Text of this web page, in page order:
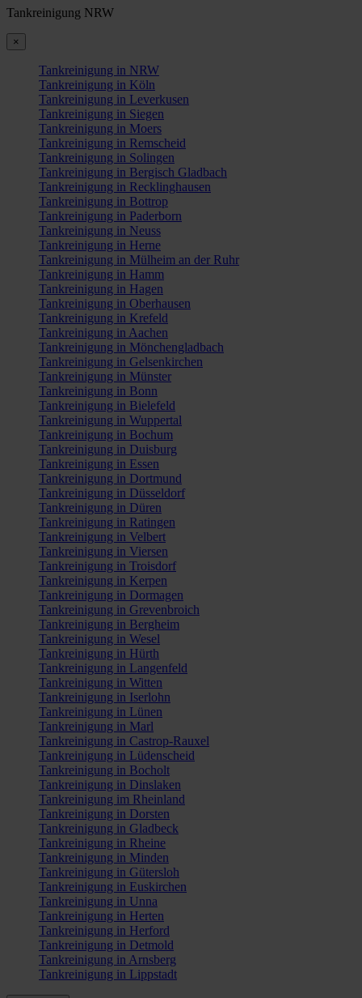
Tankreinigung NRW
×
Tankreinigung in NRW
Tankreinigung in Köln
Tankreinigung in Leverkusen
Tankreinigung in Siegen
Tankreinigung in Moers
Tankreinigung in Remscheid
Tankreinigung in Solingen
Tankreinigung in Bergisch Gladbach
Tankreinigung in Recklinghausen
Tankreinigung in Bottrop
Tankreinigung in Paderborn
Tankreinigung in Neuss
Tankreinigung in Herne
Tankreinigung in Mülheim an der Ruhr
Tankreinigung in Hamm
Tankreinigung in Hagen
Tankreinigung in Oberhausen
Tankreinigung in Krefeld
Tankreinigung in Aachen
Tankreinigung in Mönchengladbach
Tankreinigung in Gelsenkirchen
Tankreinigung in Münster
Tankreinigung in Bonn
Tankreinigung in Bielefeld
Tankreinigung in Wuppertal
Tankreinigung in Bochum
Tankreinigung in Duisburg
Tankreinigung in Essen
Tankreinigung in Dortmund
Tankreinigung in Düsseldorf
Tankreinigung in Düren
Tankreinigung in Ratingen
Tankreinigung in Velbert
Tankreinigung in Viersen
Tankreinigung in Troisdorf
Tankreinigung in Kerpen
Tankreinigung in Dormagen
Tankreinigung in Grevenbroich
Tankreinigung in Bergheim
Tankreinigung in Wesel
Tankreinigung in Hürth
Tankreinigung in Langenfeld
Tankreinigung in Witten
Tankreinigung in Iserlohn
Tankreinigung in Lünen
Tankreinigung in Marl
Tankreinigung in Castrop-Rauxel
Tankreinigung in Lüdenscheid
Tankreinigung in Bocholt
Tankreinigung in Dinslaken
Tankreinigung im Rheinland
Tankreinigung in Dorsten
Tankreinigung in Gladbeck
Tankreinigung in Rheine
Tankreinigung in Minden
Tankreinigung in Gütersloh
Tankreinigung in Euskirchen
Tankreinigung in Unna
Tankreinigung in Herten
Tankreinigung in Herford
Tankreinigung in Detmold
Tankreinigung in Arnsberg
Tankreinigung in Lippstadt